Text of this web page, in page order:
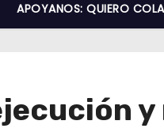
APOYANOS: QUIERO
y